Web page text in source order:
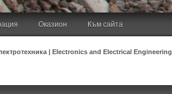
Оказион Към сайта
| Electronics and Electrical Engineering